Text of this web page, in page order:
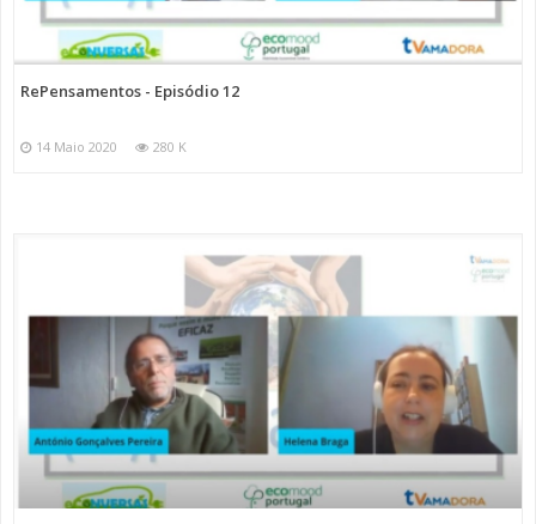
RePensamentos - Episódio 12
14 Maio 2020 280 K